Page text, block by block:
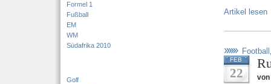
Formel 1
Fußball
EM
WM
Südafrika 2010
Golf
Artikel lesen
Football
FEB
22